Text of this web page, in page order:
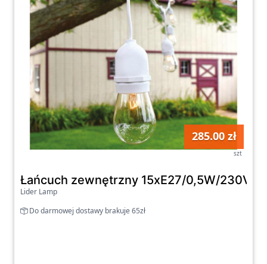
285.00 zł
szt
Łańcuch zewnętrzny 15xE27/0,5W/230V 15
Lider Lamp
Do darmowej dostawy brakuje 65zł